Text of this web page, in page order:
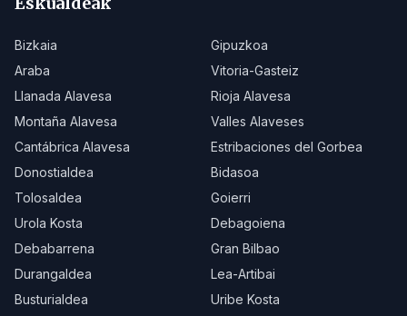
Bizkaia
Gipuzkoa
Araba
Vitoria-Gasteiz
Llanada Alavesa
Rioja Alavesa
Montaña Alavesa
Valles Alaveses
Cantábrica Alavesa
Estribaciones del Gorbea
Donostialdea
Bidasoa
Tolosaldea
Goierri
Urola Kosta
Debagoiena
Debabarrena
Gran Bilbao
Durangaldea
Lea-Artibai
Busturialdea
Uribe Kosta